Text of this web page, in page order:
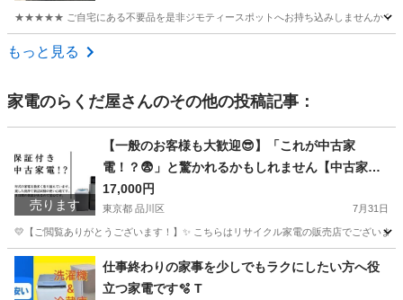
★★★★★ ご自宅にある不要品を是非ジモティースポットへお持ち込みしませんか？
神奈川 相模原市
もっと見る
家電のらくだ屋さんのその他の投稿記事：
売ります
【一般のお客様も大歓迎😎】「これが中古家
電！？😨」と驚かれるかもしれません【中古家電
販売✨】
17,000円
東京都 品川区 7月31日
💛【ご閲覧ありがとうございます！】✨ こちらはリサイクル家電の販売店でございま
東京 品川区 キッチン家電 取り付け
仕事終わりの家事を少しでもラクにしたい方へ役
立つ家電です🫧 T